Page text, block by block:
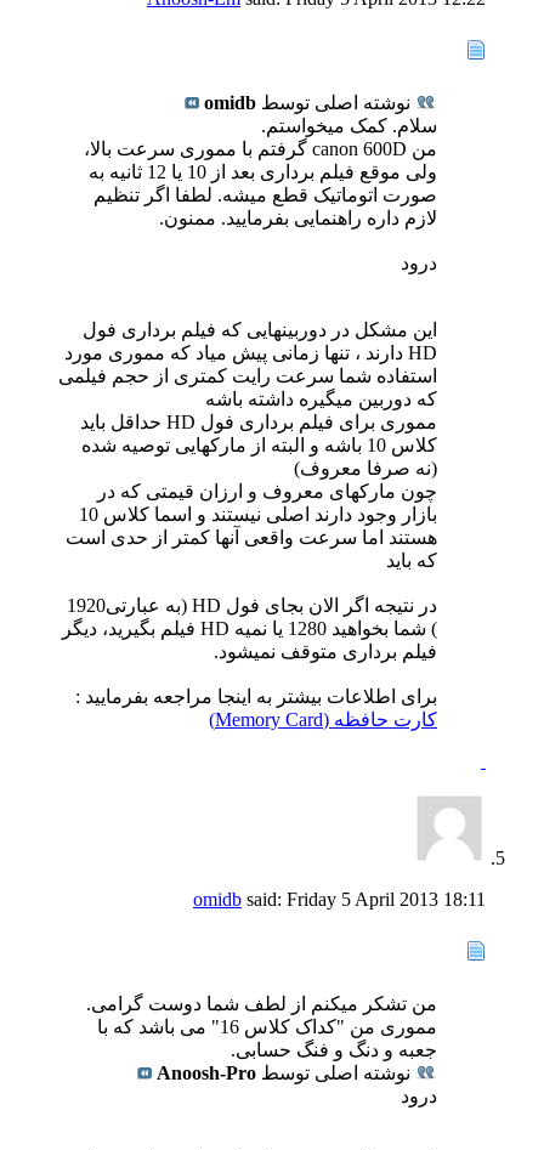
نوشته اصلی توسط omidb
سلام. کمک میخواستم.
من canon 600D گرفتم با مموری سرعت بالا،
ولی موقع فیلم برداری بعد از 10 یا 12 ثانیه به
صورت اتوماتیک قطع میشه. لطفا اگر تنظیم
لازم داره راهنمایی بفرمایید. ممنون.
درود
این مشکل در دوربینهایی که فیلم برداری فول
HD دارند ، تنها زمانی پیش میاد که مموری مورد
استفاده شما سرعت رایت کمتری از حجم فیلمی
که دوربین میگیره داشته باشه
مموری برای فیلم برداری فول HD حداقل باید
کلاس 10 باشه و البته از مارکهایی توصیه شده
(نه صرفا معروف)
چون مارکهای معروف و ارزان قیمتی که در
بازار وجود دارند اصلی نیستند و اسما کلاس 10
هستند اما سرعت واقعی آنها کمتر از حدی است
که باید
در نتیجه اگر الان بجای فول HD (به عبارتی1920
) شما بخواهید 1280 یا نمیه HD فیلم بگیرید، دیگر
فیلم برداری متوقف نمیشود.
برای اطلاعات بیشتر به اینجا مراجعه بفرمایید :
کارت حافظه (Memory Card)
omidb said: Friday 5 April 2013 18:11
من تشکر میکنم از لطف شما دوست گرامی.
مموری من "کداک کلاس 16" می باشد که با
جعبه و دنگ و فنگ حسابی.
نوشته اصلی توسط Anoosh-Pro
درود